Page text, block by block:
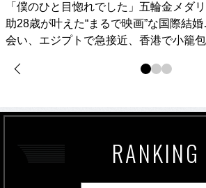
「僕のひと目惚れでした」五輪金メダ
助28歳が叶えた“まるで映画”な国際結
会い、エジプトで急接近、香港で小籠
RANKING